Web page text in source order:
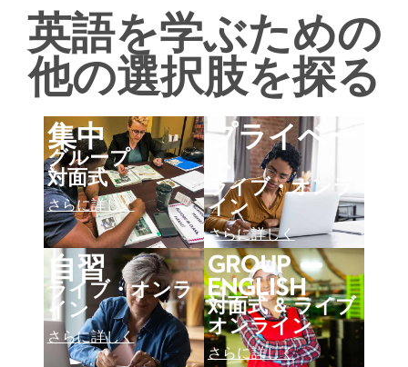
英語を学ぶための
他の選択肢を探る
集中
グループ
対面式
さらに詳しく
プライベー
ト
ライブ・オンラ
イン
さらに詳しく
自習
ライブ・オンラ
イン
さらに詳しく
Group
English
対面式 & ライブ
オンライン
さらに詳しく